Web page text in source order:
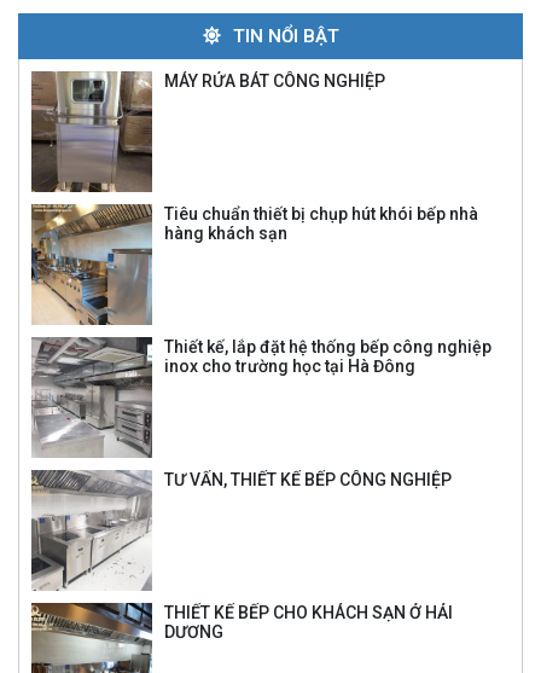
TIN NỔI BẬT
MÁY RỬA BÁT CÔNG NGHIỆP
Tiêu chuẩn thiết bị chụp hút khói bếp nhà
hàng khách sạn
Thiết kế, lắp đặt hệ thống bếp công nghiệp
inox cho trường học tại Hà Đông
TƯ VẤN, THIẾT KẾ BẾP CÔNG NGHIỆP
THIẾT KẾ BẾP CHO KHÁCH SẠN Ở HẢI
DƯƠNG